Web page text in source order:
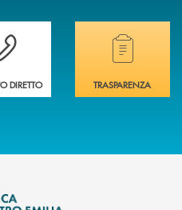
maggiori informazioni sulla
DIRETTO
Hai bisogno di
TRASPARENZA